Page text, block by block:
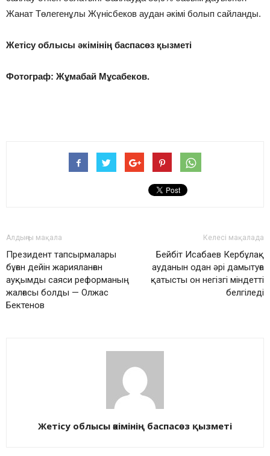
Жанат Төлегенұлы Жүнісбеков аудан әкімі болып сайланды.
Жетісу облысы әкімінің баспасөз қызметі
Фотограф: Жұмабай Мұсабеков.
Алдыңғы мақала
Президент тапсырмалары
бұған дейін жарияланған
ауқымды саяси реформаның
жалғасы болды — Олжас
Бектенов
Келесі мақалада
Бейбіт Исабаев Кербұлақ
ауданын одан әрі дамытуға
қатысты он негізгі міндетті
белгіледі
Жетісу облысы әкімінің баспасөз қызметі